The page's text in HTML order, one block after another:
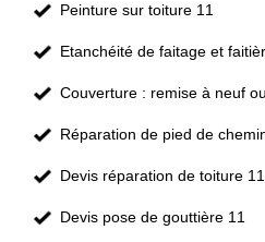
Peinture sur toiture 11
Etanchéité de faitage et
Couverture : remise à neuf
Réparation de pied de
Devis réparation de toiture 11
Devis pose de gouttière 11